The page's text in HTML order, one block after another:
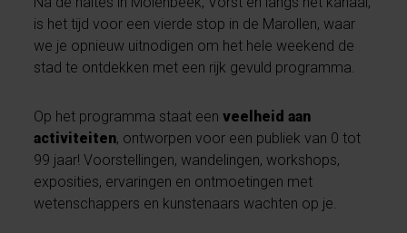
is het tijd voor een vierde stop in de Marollen, waar
we je opnieuw uitnodigen om het hele weekend de
stad te ontdekken met een rijk gevuld programma.
Op het programma staat eenveelheid aan
activiteiten, ontworpen voor een publiek van 0 tot
99 jaar! Voorstellingen, wandelingen, workshops,
exposities, ervaringen en ontmoetingen met
wetenschappers en kunstenaars wachten op je.